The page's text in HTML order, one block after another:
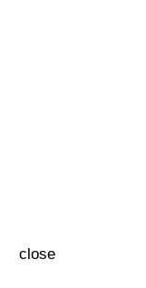
close